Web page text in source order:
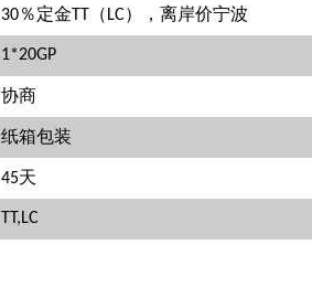
30％定金TT（LC），离岸价宁波
1*20GP
协商
纸箱包装
45天
TT,LC